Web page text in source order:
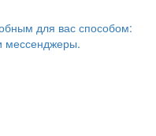
для вас способом:
мессенджеры.